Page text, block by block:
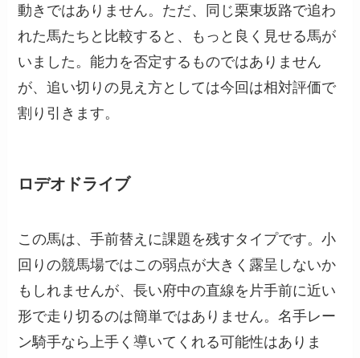
動きではありません。ただ、同じ栗東坂路で追わ
れた馬たちと比較すると、もっと良く見せる馬が
いました。能力を否定するものではありません
が、追い切りの見え方としては今回は相対評価で
割り引きます。
ロデオドライブ
この馬は、手前替えに課題を残すタイプです。小
回りの競馬場ではこの弱点が大きく露呈しないか
もしれませんが、長い府中の直線を片手前に近い
形で走り切るのは簡単ではありません。名手レー
ン騎手なら上手く導いてくれる可能性はありま